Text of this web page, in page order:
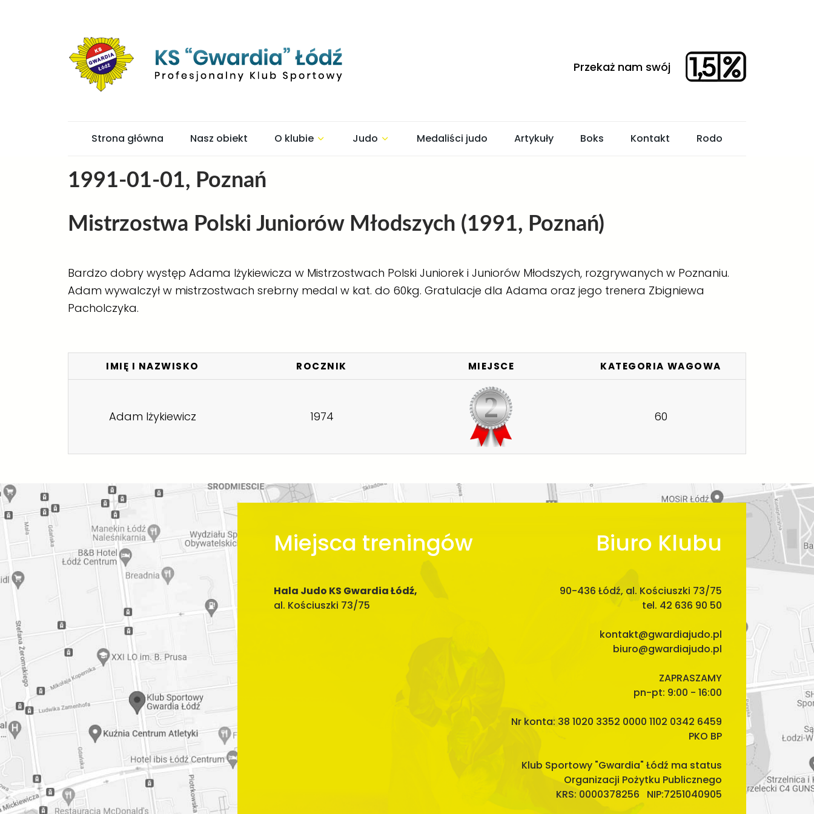
Strona główna Nasz obiekt O klubie Judo Medaliści judo Artykuły Boks Kontakt Rodo
1991-01-01, Poznań
Mistrzostwa Polski Juniorów Młodszych (1991, Poznań)
Bardzo dobry występ Adama Iżykiewicza w Mistrzostwach Polski Juniorek i Juniorów Młodszych, rozgrywanych w Poznaniu.
Adam wywalczył w mistrzostwach srebrny medal w kat. do 60kg. Gratulacje dla Adama oraz jego trenera Zbigniewa
Pacholczyka.
IMIĘ I NAZWISKO ROCZNIK MIEJSCE KATEGORIA WAGOWA
Adam Iżykiewicz 1974 60
Miejsca treningów
Hala Judo KS Gwardia Łódź,
al. Kościuszki 73/75
Biuro Klubu
90-436 Łódź, al. Kościuszki 73/75
tel. 42 636 90 50
kontakt@gwardiajudo.pl
biuro@gwardiajudo.pl
ZAPRASZAMY
pn-pt: 9:00 - 16:00
Nr konta: 38 1020 3352 0000 1102 0342 6459
PKO BP
Klub Sportowy "Gwardia" Łódź ma status
Organizacji Pożytku Publicznego
KRS: 0000378256 NIP:7251040905